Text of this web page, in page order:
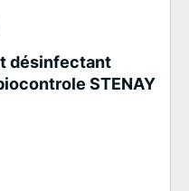
désinfectant
STENAY